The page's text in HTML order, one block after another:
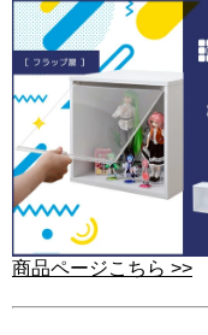
商品ページこちら >>